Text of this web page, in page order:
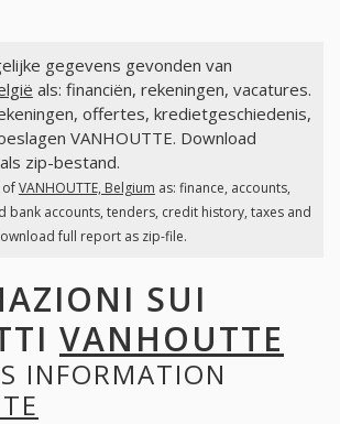
gegevens gevonden van
als: financiën, rekeningen, vacatures.
offertes, kredietgeschiedenis,
VANHOUTTE. Download
zip-bestand.
ofVANHOUTTE, Belgium as: finance, accounts,
bank accounts, tenders, credit history, taxes and
full report as zip-file.
SUI
VANHOUTTE
INFORMATION